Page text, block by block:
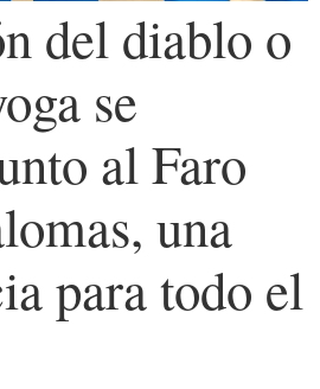
del diablo o
se
al Faro
una
para todo el